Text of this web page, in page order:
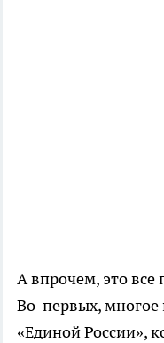
А впрочем, это все
Во-первых, многое
«Единой России»,